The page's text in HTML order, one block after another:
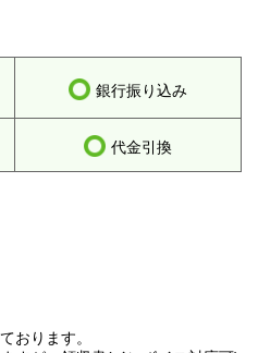
銀行振り込み
代金引換
おります。